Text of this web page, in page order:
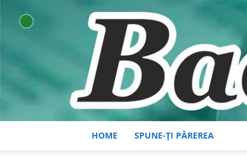
HOME SPUNE-ȚI PĂREREA